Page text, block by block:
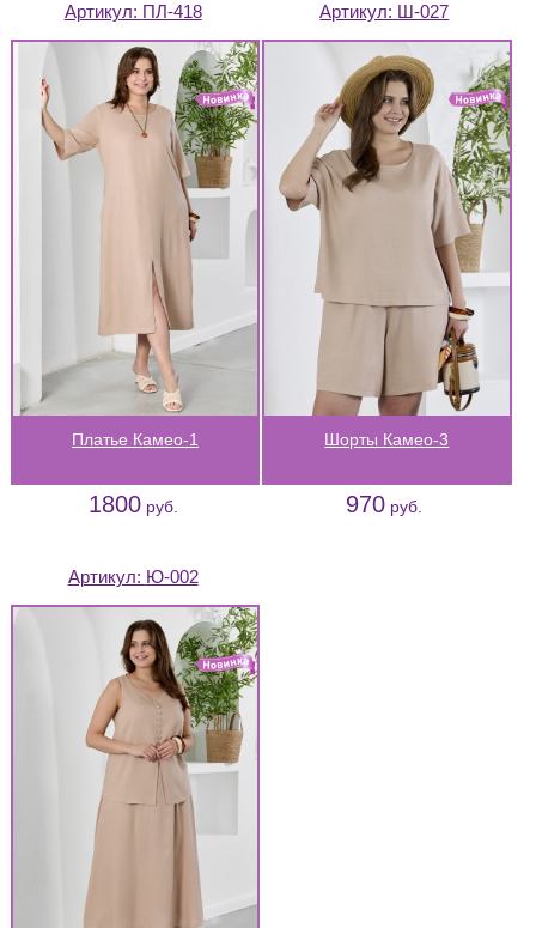
Артикул: ПЛ-418
Платье Камео-1
1800руб.
Артикул: Ш-027
Шорты Камео-3
970 руб.
Артикул: Ю-002